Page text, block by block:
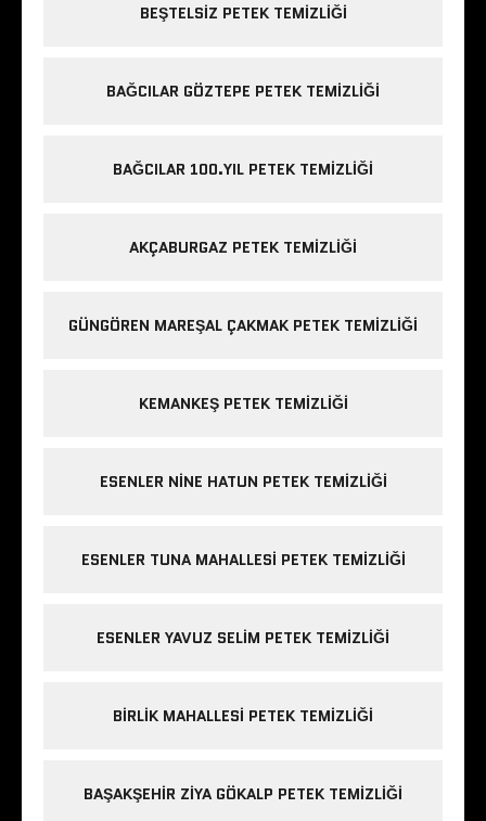
BEŞTELSIZ PETEK TEMIZLIĞI
BAĞCILAR GÖZTEPE PETEK TEMIZLIĞI
BAĞCILAR 100.YIL PETEK TEMIZLIĞI
AKÇABURGAZ PETEK TEMIZLIĞI
GÜNGÖREN MAREŞAL ÇAKMAK PETEK TEMIZLIĞI
KEMANKEŞ PETEK TEMIZLIĞI
ESENLER NINE HATUN PETEK TEMIZLIĞI
ESENLER TUNA MAHALLESI PETEK TEMIZLIĞI
ESENLER YAVUZ SELIM PETEK TEMIZLIĞI
BIRLIK MAHALLESI PETEK TEMIZLIĞI
BAŞAKŞEHIR ZIYA GÖKALP PETEK TEMIZLIĞI